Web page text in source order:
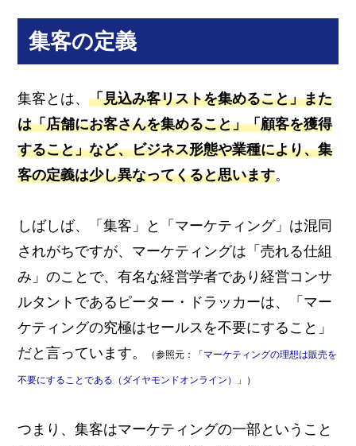
集客の定義
集客とは、「見込み客リストを集めること」また
は「店舗にお客さんを集めること」「顧客を獲得
すること」など、ビジネス形態や業種により、集
客の定義は少し異なってくると思います。
しばしば、「集客」と「マーケティング」は混同
されがちですが、マーケティングは「売れる仕組
み」のことで、有名な経営学者であり経営コンサ
ルタントであるピーター・ドラッカーは、「マー
ケティングの究極はセールスを不要にすること」
だと言っています。
（参照元：「 マーケティングの理想は販売を
不要にすることである（ダイヤモンドオンライン） 」）
つまり、集客はマーケティングの一部ということ